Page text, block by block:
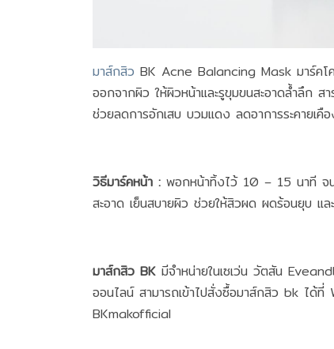
มาส์กสิว BK Acne Balancing Mask มาร์คโ
ออกจากผิว ให้ผิวหน้าและรูขุมขนสะอาดล้ำลึก
ช่วยลดการอักเสบ บวมแดง ลดอาการระคายเคื
วิธีมาร์คหน้า : พอกหน้าทิ้งไว้ 10 – 15 นาที จน
สะอาด เย็นสบายผิว ช่วยให้สิวผด ผดร้อนยุบ แล
มาส์กสิว BK มีจำหน่ายในเซเว่น วัตสัน
ออนไลน์ สามารถเข้าไปสั่งซื้อมาส์กสิว bk
BKmakofficial